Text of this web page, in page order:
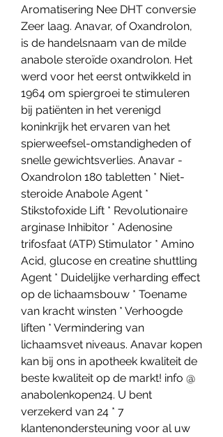
Aromatisering Nee DHT conversie
Zeer laag. Anavar, of Oxandrolon,
is de handelsnaam van de milde
anabole steroïde oxandrolon. Het
werd voor het eerst ontwikkeld in
1964 om spiergroei te stimuleren
bij patiënten in het verenigd
koninkrijk het ervaren van het
spierweefsel-omstandigheden of
snelle gewichtsverlies. Anavar -
Oxandrolon 180 tabletten * Niet-
steroide Anabole Agent *
Stikstofoxide Lift * Revolutionaire
arginase Inhibitor * Adenosine
trifosfaat (ATP) Stimulator * Amino
Acid, glucose en creatine shuttling
Agent * Duidelijke verharding effect
op de lichaamsbouw * Toename
van kracht winsten * Verhoogde
liften * Vermindering van
lichaamsvet niveaus. Anavar kopen
kan bij ons in apotheek kwaliteit de
beste kwaliteit op de markt! info @
anabolenkopen24. U bent
verzekerd van 24 * 7
klantenondersteuning voor al uw